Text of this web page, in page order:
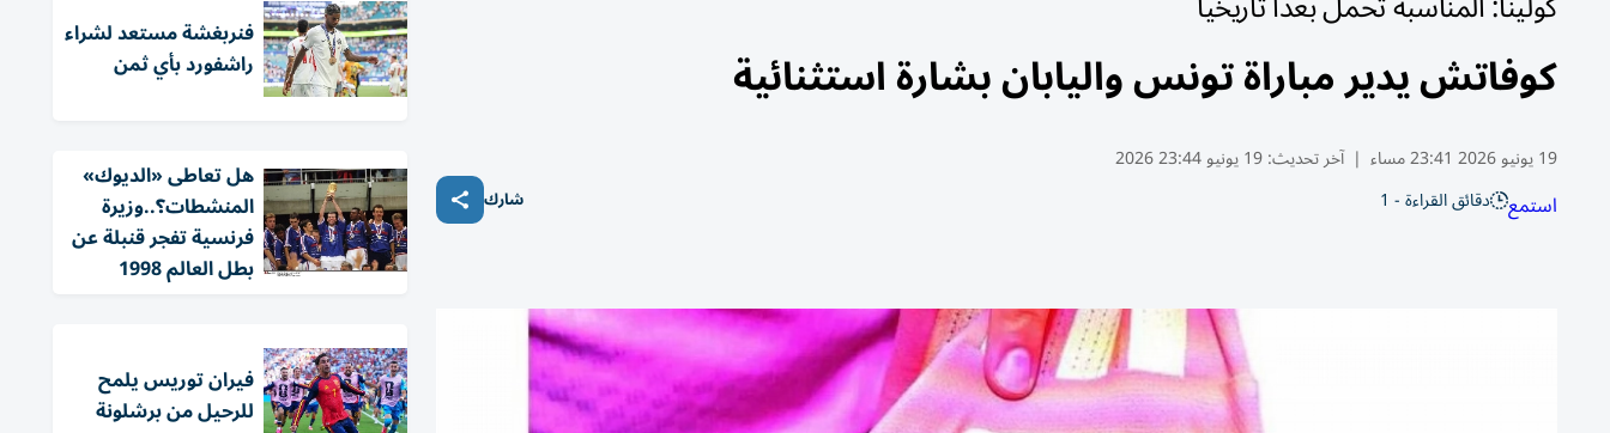
كوفاتش يدير مباراة تونس واليابان بشارة استثنائية
19 يونيو 2026 23:41 مساء | آخر تحديث:19 يونيو 23:44 2026
استمع دقائق القراءة - 1 شارك
فنربغشة مستعد لشراء
راشفورد بأي ثمن
هل تعاطى «الديوك»
المنشطات؟..وزيرة
فرنسية تفجر قنبلة عن
بطل العالم 1998
فيران توريس يلمح
للرحيل من برشلونة